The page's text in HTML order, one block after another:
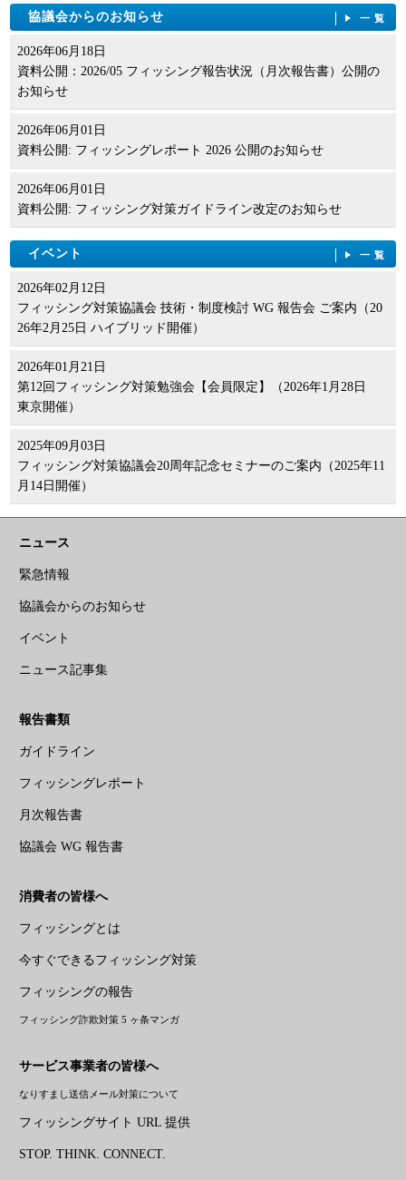
協議会からのお知らせ 一覧
2026年06月18日
資料公開：2026/05 フィッシング報告状況（月次報告書）公開の
お知らせ
2026年06月01日
資料公開: フィッシングレポート 2026 公開のお知らせ
2026年06月01日
資料公開: フィッシング対策ガイドライン改定のお知らせ
イベント 一覧
2026年02月12日
フィッシング対策協議会 技術・制度検討 WG 報告会 ご案内（20
26年2月25日 ハイブリッド開催）
2026年01月21日
第12回フィッシング対策勉強会【会員限定】（2026年1月28日
東京開催）
2025年09月03日
フィッシング対策協議会20周年記念セミナーのご案内（2025年11
月14日開催）
ニュース
緊急情報
協議会からのお知らせ
イベント
ニュース記事集
報告書類
ガイドライン
フィッシングレポート
月次報告書
協議会 WG 報告書
消費者の皆様へ
フィッシングとは
今すぐできるフィッシング対策
フィッシングの報告
フィッシング詐欺対策 5 ヶ条マンガ
サービス事業者の皆様へ
なりすまし送信メール対策について
フィッシングサイト URL 提供
STOP. THINK. CONNECT.